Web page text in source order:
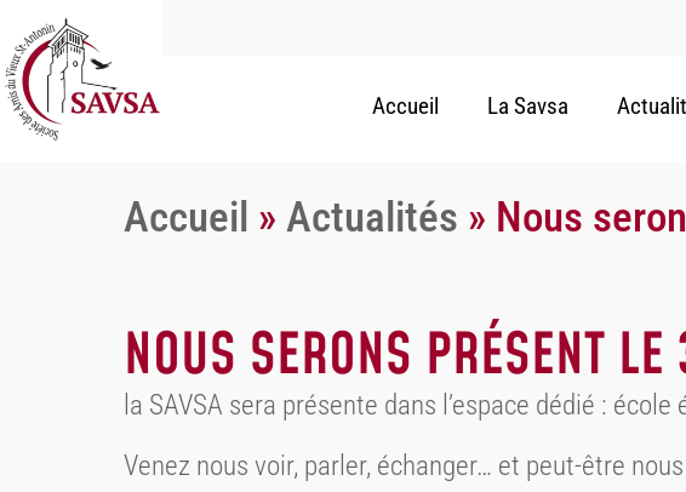
Accueil La Savsa
Accueil » Actualités » Nous
NOUS SERONS PRÉSENT
la SAVSA sera présente dans l’espace dédié :
Venez nous voir, parler, échanger… et peut-être